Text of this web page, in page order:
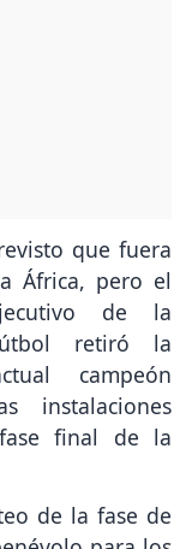
que fuera
África, pero el
de la
retiró la
campeón
instalaciones
final de la
de la fase de